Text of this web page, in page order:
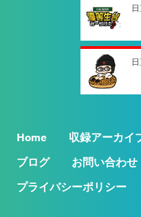
Home 収録アーカイ
ブログ
お問い合わせ
プライバシーポリシー